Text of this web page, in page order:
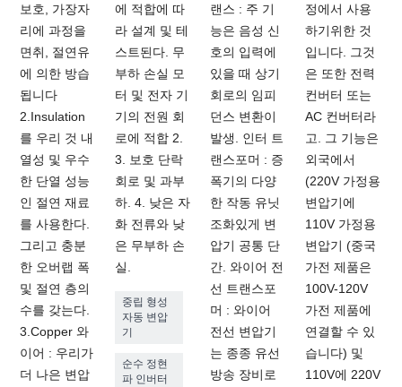
보호, 가장자
리에 과정을
면취, 절연유
에 의한 방습
됩니다
2.Insulation
를 우리 것 내
열성 및 우수
한 단열 성능
인 절연 재료
를 사용한다.
그리고 충분
한 오버랩 폭
및 절연 층의
수를 갖는다.
3.Copper 와
이어 : 우리가
더 나은 변압
에 적합에 따
라 설계 및 테
스트된다. 무
부하 손실 모
터 및 전자 기
기의 전원 회
로에 적합 2.
3. 보호 단락
회로 및 과부
하. 4. 낮은 자
화 전류와 낮
은 무부하 손
실.
중립 형성
자동 변압
기
순수 정현
파 인버터
랜스 : 주 기
능은 음성 신
호의 입력에
있을 때 상기
회로의 임피
던스 변환이
발생. 인터 트
랜스포머 : 증
폭기의 다양
한 작동 유닛
조화있게 변
압기 공통 단
간. 와이어 전
선 트랜스포
머 : 와이어
전선 변압기
는 종종 유선
방송 장비로
정에서 사용
하기위한 것
입니다. 그것
은 또한 전력
컨버터 또는
AC 컨버터라
고. 그 기능은
외국에서
(220V 가정용
변압기에
110V 가정용
변압기 (중국
가전 제품은
100V-120V
가전 제품에
연결할 수 있
습니다) 및
110V에 220V